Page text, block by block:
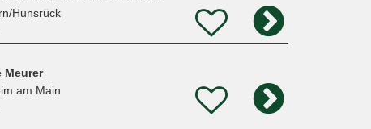
Hunsrück
Meurer
am Main